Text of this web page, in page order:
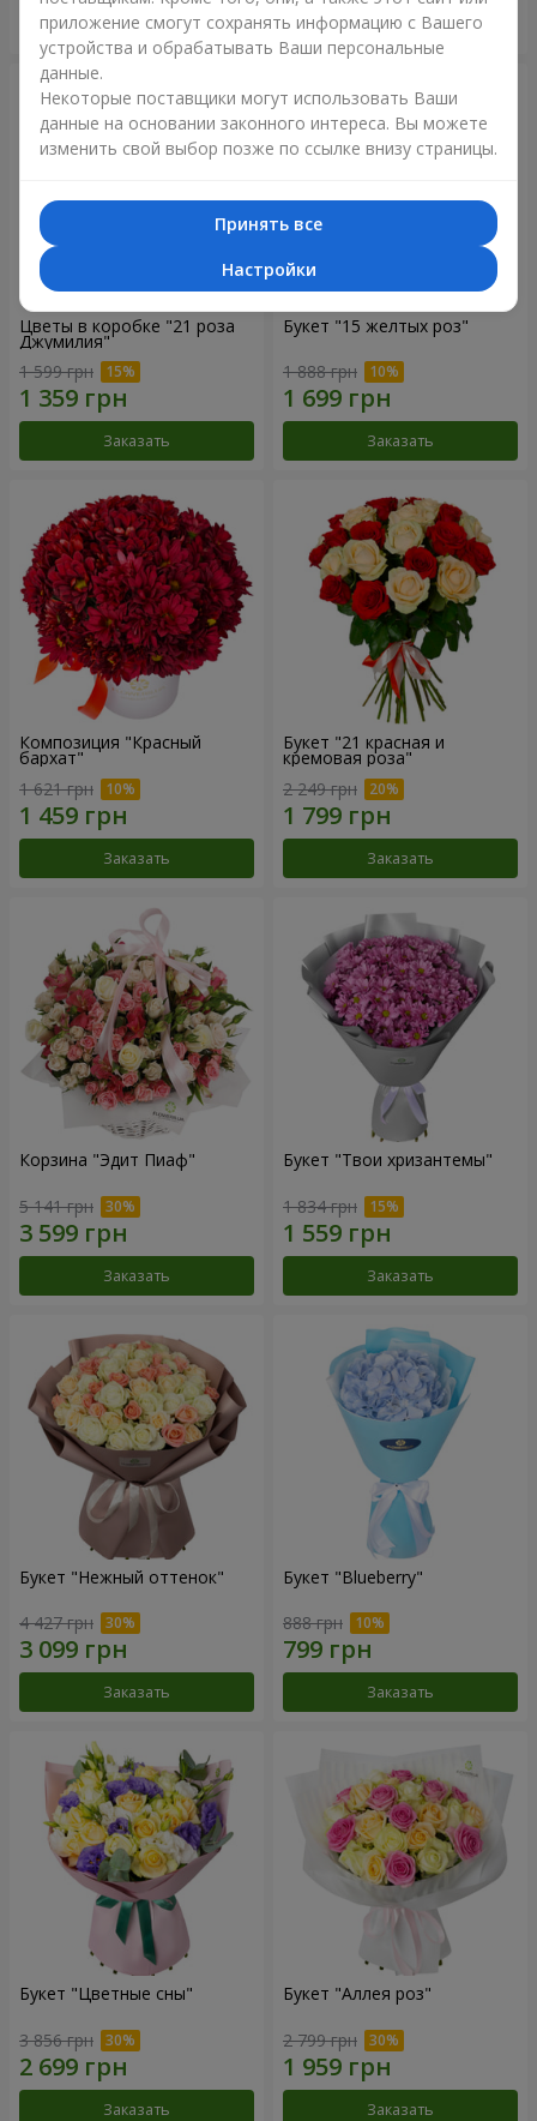
Заказать Заказать
Цветы в коробке "21 роза
Джумилия"
1 599 грн
Заказать
Букет "15 желтых роз"
1 888 грн
Заказать
Композиция "Красный
бархат"
1 621 грн
Заказать
Букет "21 красная и
кремовая роза"
2 249 грн
Заказать
Корзина "Эдит Пиаф"
5 141 грн
Заказать
Букет "Твои хризантемы"
1 834 грн
Заказать
Букет "Нежный оттенок"
4 427 грн
Заказать
Букет "Blueberry"
888 грн
Заказать
Букет "Цветные сны"
3 856 грн
Заказать
Букет "Аллея роз"
2 799 грн
Заказать
приложение смогут сохранять информацию с Вашего
устройства и обрабатывать Ваши персональные
данные.
Некоторые поставщики могут использовать Ваши
данные на основании законного интереса. Вы можете
изменить свой выбор позже по ссылке внизу страницы.
Принять все
Настройки